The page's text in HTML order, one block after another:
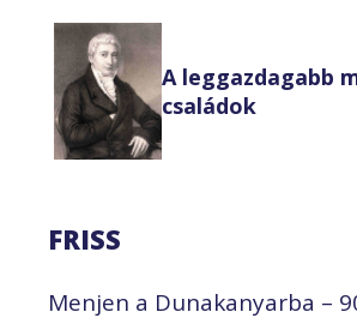
A leggazdagabb
családok
FRISS
Menjen a Dunakanyarba –